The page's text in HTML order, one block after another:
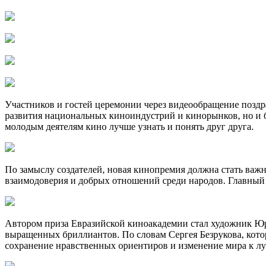
Участников и гостей церемонии через видеообращение
развития национальных киноиндустрий и кинорынков, но и
молодым деятелям кино лучше узнать и понять друг друга.
По замыслу создателей, новая кинопремия должна стать
взаимодоверия и добрых отношений среди народов.
Автором приза Евразийской киноакадемии стал художник
выращенных бриллиантов. По словам Сергея Безрукова,
сохранение нравственных ориентиров и изменение мира к